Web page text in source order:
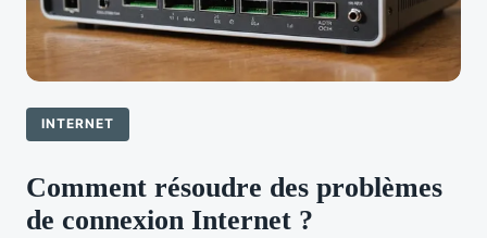
INTERNET
Comment résoudre des problèmes
de connexion Internet ?